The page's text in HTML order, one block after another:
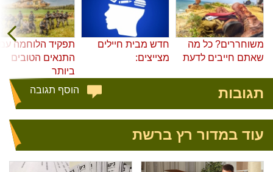
משוחררים? כל מה
שאתם חייבים לדעת
חדש מבית חיילים
מצייצים:
תפקיד הלוחמה
התנאים הטובים
ביותר
תגובות הוסף תגובה
עוד במדור רץ ברשת